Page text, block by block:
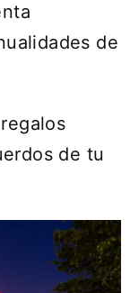
de
de tu